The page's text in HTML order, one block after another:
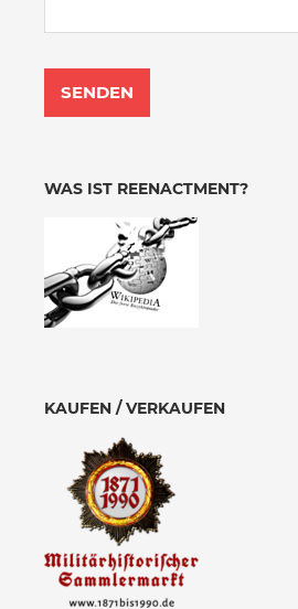
WAS IST REENACTMENT?
KAUFEN / VERKAUFEN